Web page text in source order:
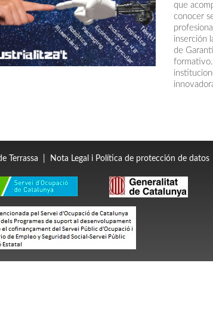
que
conocer
inserción
de
Terrassa Nota Legal i Política de protección de datos